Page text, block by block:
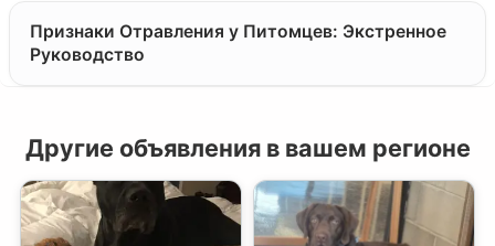
Признаки Отравления у Питомцев: Экстренное
Руководство
Другие объявления в вашем регионе